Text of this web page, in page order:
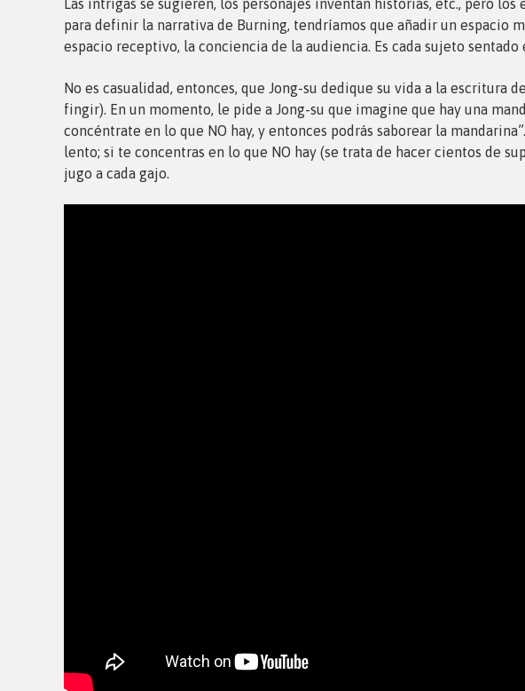
Las intrigas se sugieren, los personajes inventan historias, etc., pero
para definir la narrativa de Burning, tendríamos que añadir un espacio
espacio receptivo, la conciencia de la audiencia. Es cada sujeto
No es casualidad, entonces, que Jong-su dedique su vida a la
fingir). En un momento, le pide a Jong-su que imagine que hay una
concéntrate en lo que NO hay, y entonces podrás saborear la
lento; si te concentras en lo que NO hay (se trata de hacer cientos de
jugo a cada gajo.